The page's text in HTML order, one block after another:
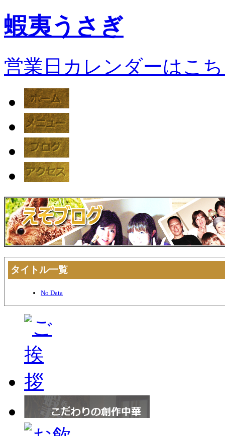
蝦夷うさぎ
営業日カレンダーはこ
タイトル一覧
No Data